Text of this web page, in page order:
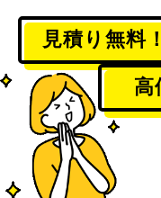
見積り無料！
高